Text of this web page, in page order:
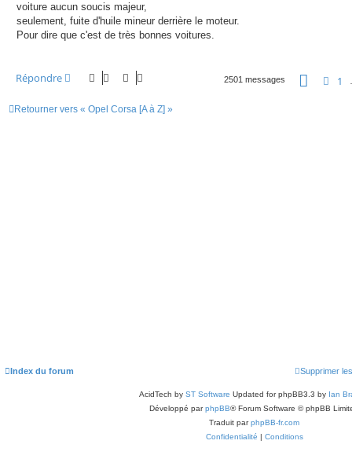
voiture aucun soucis majeur,
seulement, fuite d'huile mineur derrière le moteur.
Pour dire que c'est de très bonnes voitures.
Répondre 2501 messages Page 1
Retourner vers « Opel Corsa [A à Z] »
Index du forum Supprimer
AcidTech by ST Software Updated for phpBB3.3 by Ian
Développé parphpBB® Forum Software © phpBB
Traduit parphpBB-fr.com
Confidentialité
Conditions